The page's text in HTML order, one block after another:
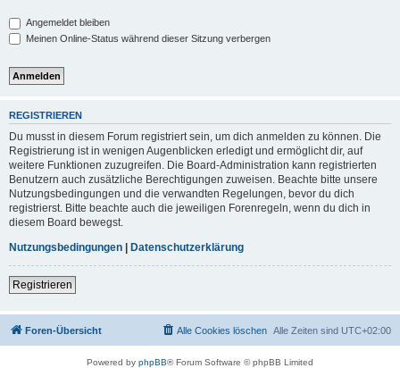
Angemeldet bleiben
Meinen Online-Status während dieser Sitzung verbergen
REGISTRIEREN
Du musst in diesem Forum registriert sein, um dich anmelden zu können. Die
Registrierung ist in wenigen Augenblicken erledigt und ermöglicht dir, auf
weitere Funktionen zuzugreifen. Die Board-Administration kann registrierten
Benutzern auch zusätzliche Berechtigungen zuweisen. Beachte bitte unsere
Nutzungsbedingungen und die verwandten Regelungen, bevor du dich
registrierst. Bitte beachte auch die jeweiligen Forenregeln, wenn du dich in
diesem Board bewegst.
Nutzungsbedingungen | Datenschutzerklärung
Registrieren
Foren-Übersicht Alle Zeiten sind UTC+02:00
Alle Cookies löschen
Powered by phpBB® Forum Software © phpBB Limited